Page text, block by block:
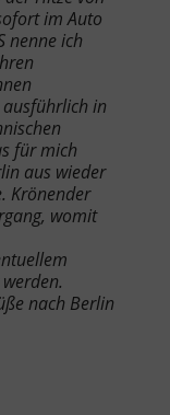
im Auto
nenne ich
in
für mich
aus wieder
Krönender
womit
nach Berlin